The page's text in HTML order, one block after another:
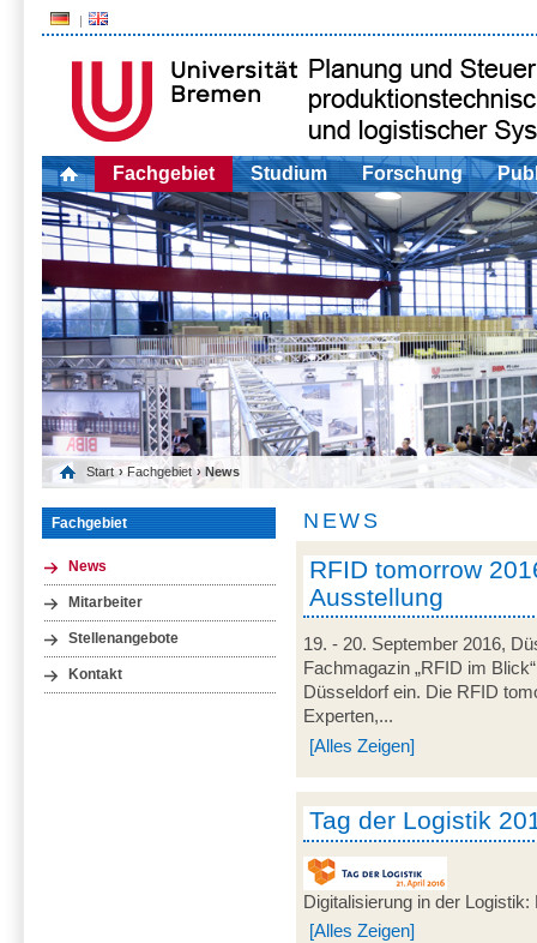
Fachgebiet Studium Forschung
Start › Fachgebiet › News
Fachgebiet
News
Mitarbeiter
Stellenangebote
Kontakt
NEWS
RFID tomorrow
Ausstellung
19. - 20. September 2016,
Fachmagazin „RFID im
Düsseldorf ein. Die RFID
Experten,...
[Alles Zeigen]
Tag der Logistik
Digitalisierung in der
[Alles Zeigen]